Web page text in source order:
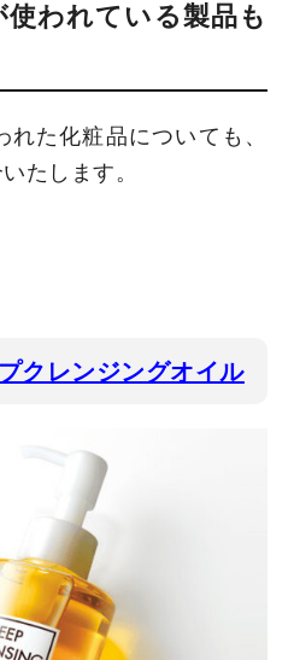
われている製品も
た化粧品についても、
たします。
クレンジングオイル